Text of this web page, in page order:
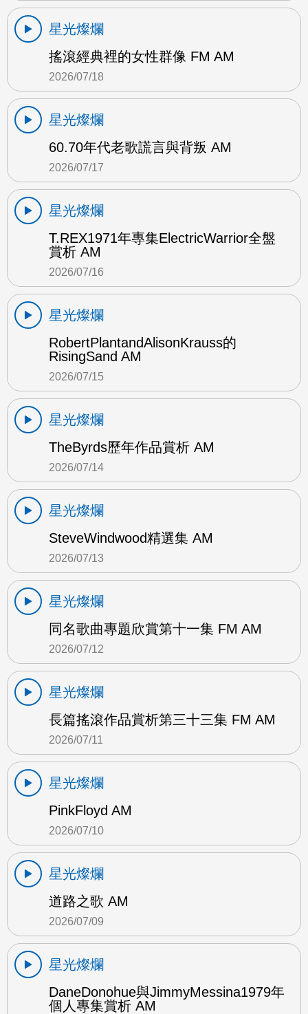
星光燦爛
搖滾經典裡的女性群像 FM AM
2026/07/18
星光燦爛
60.70年代老歌謊言與背叛 AM
2026/07/17
星光燦爛
T.REX1971年專集ElectricWarrior全盤
賞析 AM
2026/07/16
星光燦爛
RobertPlantandAlisonKrauss的
RisingSand AM
2026/07/15
星光燦爛
TheByrds歷年作品賞析 AM
2026/07/14
星光燦爛
SteveWindwood精選集 AM
2026/07/13
星光燦爛
同名歌曲專題欣賞第十一集 FM AM
2026/07/12
星光燦爛
長篇搖滾作品賞析第三十三集 FM AM
2026/07/11
星光燦爛
PinkFloyd AM
2026/07/10
星光燦爛
道路之歌 AM
2026/07/09
星光燦爛
DaneDonohue與JimmyMessina1979年
個人專集賞析 AM